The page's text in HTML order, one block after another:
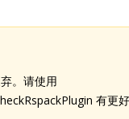
。请使用
有更